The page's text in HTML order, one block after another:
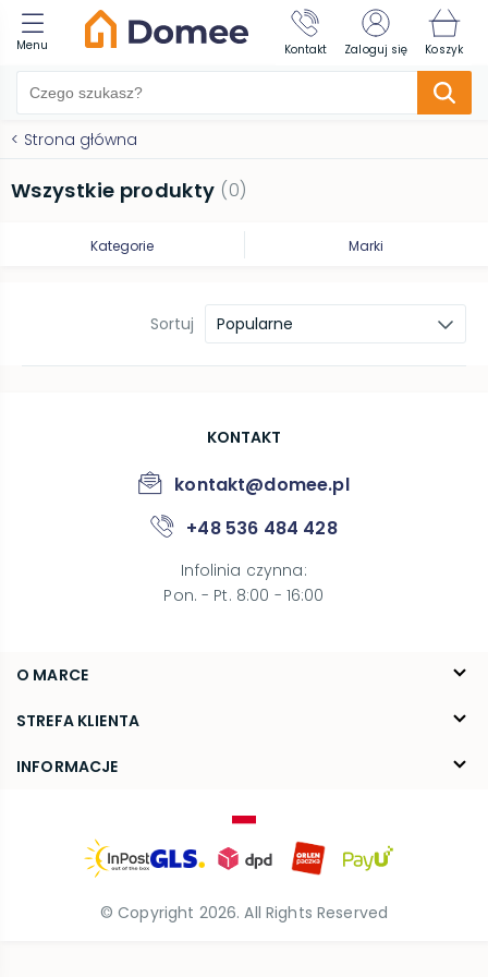
Menu Kontakt Zaloguj się Koszyk
< Strona główna
Wszystkie produkty (0)
Kategorie Marki
Sortuj Popularne
O MARCE
O nas
Blog
STREFA KLIENTA
FAQ
Reklamacje i zwroty
INFORMACJE
Polityka prywatności
KONTAKT
kontakt@domee.pl
+48 536 484 428
Infolinia czynna:
Pon. - Pt. 8:00 - 16:00
© Copyright 2026. All Rights Reserved